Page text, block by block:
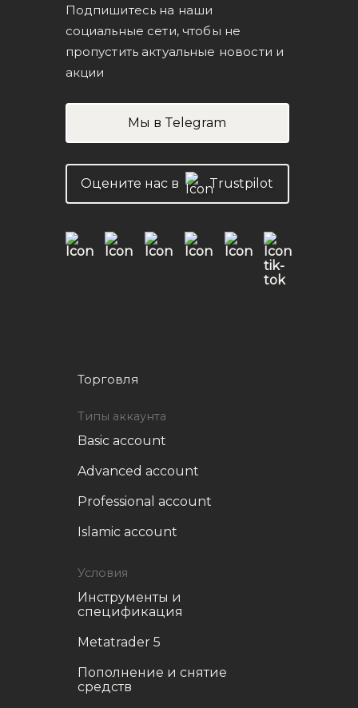
Подпишитесь на наши
социальные сети, чтобы не
пропустить актуальные новости и
акции
Мы в Telegram
Оцените нас в Trustpilot
Торговля
Типы аккаунта
Basic account
Advanced account
Professional account
Islamic account
Условия
Инструменты и
спецификация
Metatrader 5
Пополнение и снятие
средств